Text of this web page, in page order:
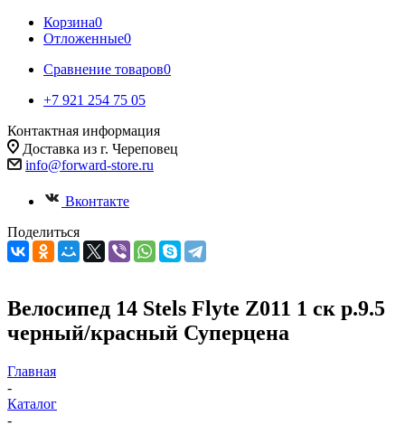
Корзина0
Отложенные0
Сравнение товаров0
+7 921 254 75 05
Контактная информация
Доставка из г. Череповец
info@forward-store.ru
Вконтакте
Поделиться
Велосипед 14 Stels Flyte Z011 1 ск р.9.5
черный/красный Суперцена
Главная
-
Каталог
-